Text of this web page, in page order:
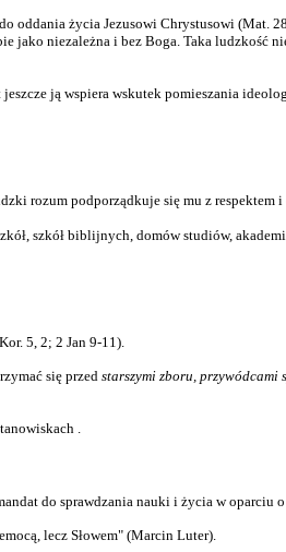
życia Jezusowi Chrystusowi (Mat.
niezależna i bez Boga. Taka ludzkość
ją wspiera wskutek pomieszania
rozum podporządkuje się mu z respektem i
szkół biblijnych, domów studiów,
5, 2; 2 Jan 9-11).
się przed starszymi zboru,
.
do sprawdzania nauki i życia w oparciu o
lecz Słowem" (Marcin Luter).